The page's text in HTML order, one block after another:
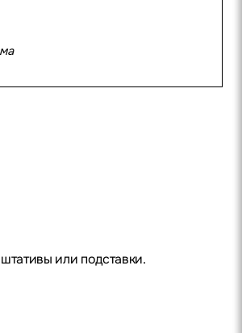
или подставки.